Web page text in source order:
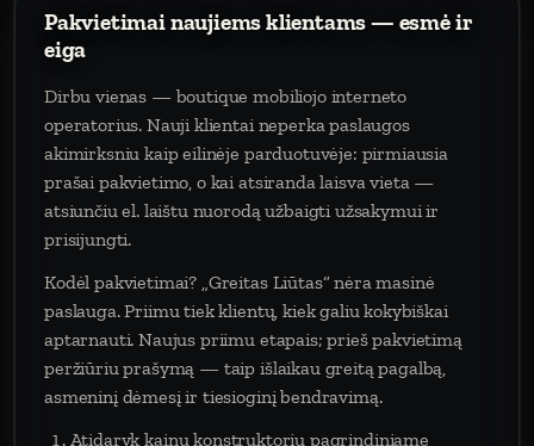
Pakvietimai naujiems klientams — esmė ir
eiga
Dirbu vienas — boutique mobiliojo interneto
operatorius. Nauji klientai neperka paslaugos
akimirksniu kaip eilinėje parduotuvėje: pirmiausia
prašai pakvietimo, o kai atsiranda laisva vieta —
atsiunčiu el. laištu nuorodą užbaigti užsakymui ir
prisijungti.
Kodėl pakvietimai? „Greitas Liūtas“ nėra masinė
paslauga. Priimu tiek klientų, kiek galiu kokybiškai
aptarnauti. Naujus priimu etapais; prieš pakvietimą
peržiūriu prašymą — taip išlaikau greitą pagalbą,
asmeninį dėmesį ir tiesioginį bendravimą.
Atidaryk kainų konstruktorių pagrindiniame